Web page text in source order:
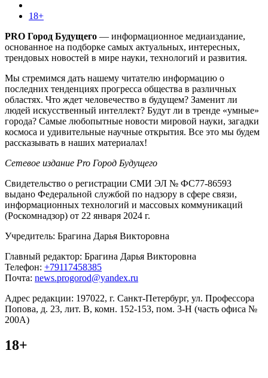
18+
PRO Город Будущего — информационное медиаиздание,
основанное на подборке самых актуальных, интересных,
трендовых новостей в мире науки, технологий и развития.
Мы стремимся дать нашему читателю информацию о
последних тенденциях прогресса общества в различных
областях. Что ждет человечество в будущем? Заменит ли
людей искусственный интеллект? Будут ли в тренде «умные»
города? Самые любопытные новости мировой науки, загадки
космоса и удивительные научные открытия. Все это мы будем
рассказывать в наших материалах!
Сетевое издание Pro Город Будущего
Свидетельство о регистрации СМИ ЭЛ № ФС77-86593
выдано Федеральной службой по надзору в сфере связи,
информационных технологий и массовых коммуникаций
(Роскомнадзор) от 22 января 2024 г.
Учредитель: Брагина Дарья Викторовна
Главный редактор: Брагина Дарья Викторовна
Телефон: +79117458385
Почта: news.progorod@yandex.ru
Адрес редакции: 197022, г. Санкт-Петербург, ул. Профессора
Попова, д. 23, лит. В, комн. 152-153, пом. 3-Н (часть офиса №
200А)
18+